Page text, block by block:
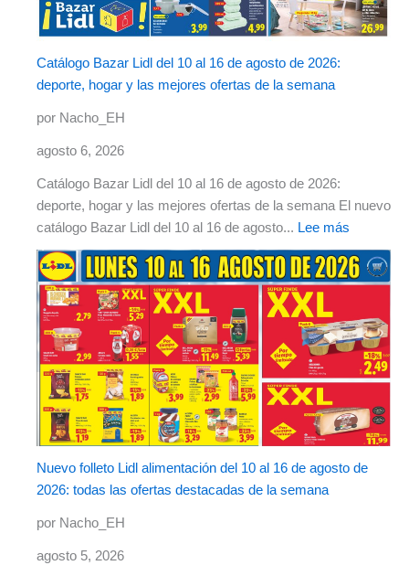
Catálogo Bazar Lidl del 10 al 16 de agosto de 2026:
deporte, hogar y las mejores ofertas de la semana
por Nacho_EH
agosto 6, 2026
Catálogo Bazar Lidl del 10 al 16 de agosto de 2026:
deporte, hogar y las mejores ofertas de la semana El nuevo
catálogo Bazar Lidl del 10 al 16 de agosto... Lee más
Nuevo folleto Lidl alimentación del 10 al 16 de agosto de
2026: todas las ofertas destacadas de la semana
por Nacho_EH
agosto 5, 2026